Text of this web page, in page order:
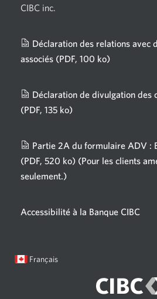
CIBC inc.
Déclaration des relations avec
associés (PDF, 100 ko)
fenêtre
Déclaration de divulgation des
(PDF, 135 ko)
fenêtre
s'affichera.
Partie 2A du formulaire ADV :
(PDF, 520 ko) (Pour les clients
seulement.)
fenêtre
Accessibilité à la Banque CIBC
Langue
Français